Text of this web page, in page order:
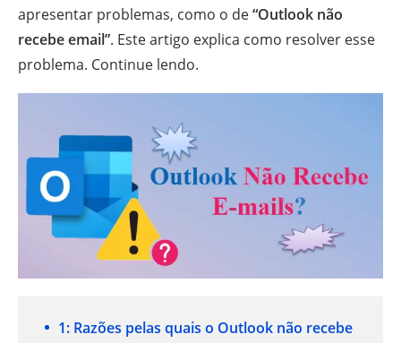
apresentar problemas, como o de“Outlook não
recebe email”. Este artigo explica como resolver esse
problema. Continue lendo.
1: Razões pelas quais o Outlook não recebe